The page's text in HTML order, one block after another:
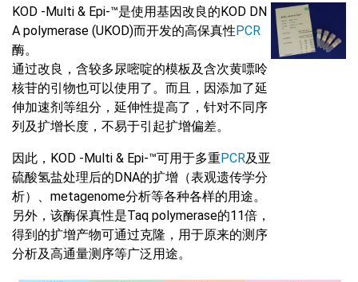
KOD -Multi & Epi-™是使用基因改良的KOD DN
A polymerase (UKOD)而开发的高保真性PCR
酶。
通过改良，含较多尿嘧啶的模板及含次黄嘌呤
核苷的引物也可以使用了。而且，因添加了延
伸加速剂等组分，延伸性提高了，针对不同序
列及扩增长度，不易于引起扩增偏差。
因此，KOD -Multi & Epi-™可用于多重PCR及亚
硫酸氢盐处理后的DNA的扩增（表观遗传学分
析）、metagenome分析等各种各样的用途。
另外，该酶保真性是Taq polymerase的11倍，
得到的扩增产物可通过克隆，用于原来的测序
分析及高通量测序等广泛用途。